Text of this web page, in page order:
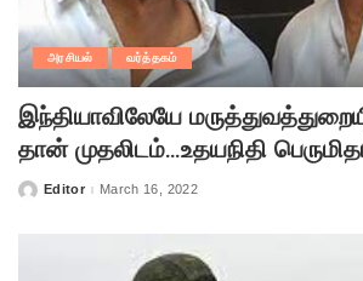
அரசியல் வர்த்தகம்
இந்தியாவிலேயே
தான் முதலிடம்…உதயநிதி
PostedEditor March 16, 2022